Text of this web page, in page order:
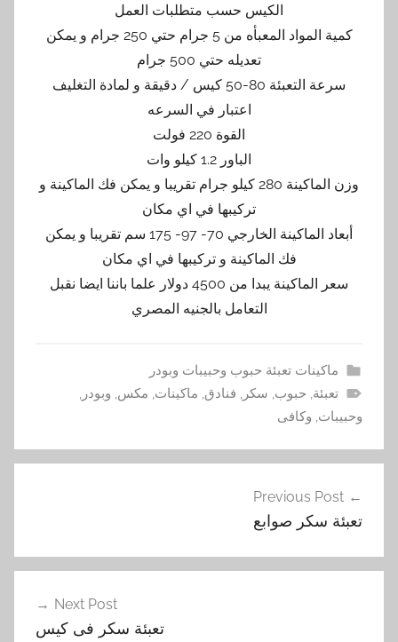
الكيس حسب متطلبات العمل
كمية المواد المعبأه من 5 جرام حتي 250 جرام و يمكن
تعديله حتي 500 جرام
سرعة التعبئة 80-50 كيس / دقيقة و لمادة التغليف
اعتبار في السرعه
القوة 220 فولت
الباور 1.2 كيلو وات
وزن الماكينة 280 كيلو جرام تقريبا و يمكن فك الماكينة و
تركيبها في اي مكان
أبعاد الماكينة الخارجي 70- 97- 175 سم تقريبا و يمكن
فك الماكينة و تركيبها في اي مكان
سعر الماكينة يبدا من 4500 دولار علما باننا ايضا نقبل
التعامل بالجنيه المصري
ماكينات تعبئة حبوب وحبيبات وبودر
تعبئة, حبوب, سكر, فنادق, ماكينات, مكس, وبودر,
وحبيبات, وكافى
المقالات
Previous Post
تعبئة سكر صوابع
Next Post
تعبئة سكر فى كيس